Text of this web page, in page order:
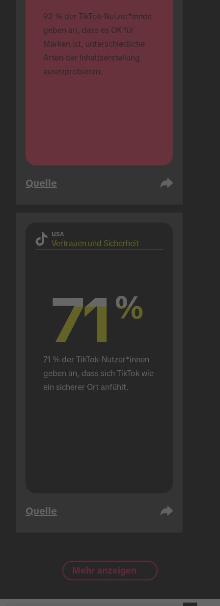
92 % der TikTok-Nutzer*innen
geben an, dass es OK für
Marken ist, unterschiedliche
Arten der Inhaltserstellung
auszuprobieren.
Quelle
USA
Vertrauen und Sicherheit
71 %
71 %
71 % der TikTok-Nutzer*innen
geben an, dass sich TikTok wie
ein sicherer Ort anfühlt.
Quelle
Mehr anzeigen